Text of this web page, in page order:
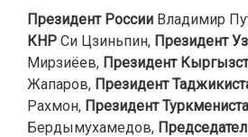
Президент России Владимир
КНР Си Цзиньпин, Президент
Мирзиёев, Президент
Жапаров, Президент
Рахмон, Президент
Бердымухамедов,